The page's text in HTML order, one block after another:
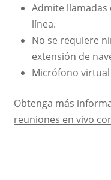
Admite llamadas
línea.
No se requiere
extensión de
Micrófono
Obtenga más
reuniones en vivo